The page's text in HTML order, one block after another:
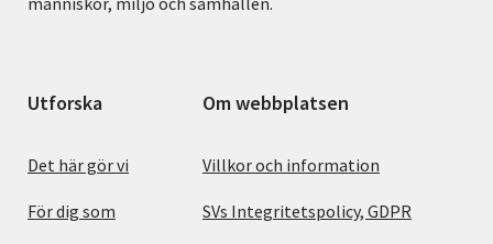
Utforska
Det här gör vi
För dig som
Om webbplatsen
Villkor och information
SVs Integritetspolicy, GDPR